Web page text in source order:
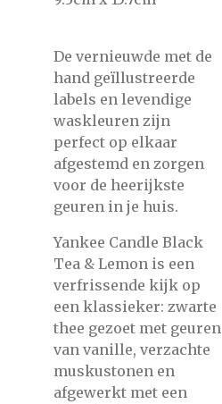
De vernieuwde met de
hand geïllustreerde
labels en levendige
waskleuren zijn
perfect op elkaar
afgestemd en zorgen
voor de heerijkste
geuren in je huis.
Yankee Candle Black
Tea & Lemon is een
verfrissende kijk op
een klassieker: zwarte
thee gezoet met geuren
van vanille, verzachte
muskustonen en
afgewerkt met een